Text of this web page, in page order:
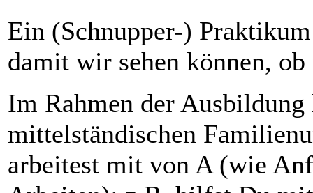
Ein (Schnupper-)
damit wir sehen können,
Im Rahmen der Ausbildung
mittelständischen
arbeitest mit von A (wie